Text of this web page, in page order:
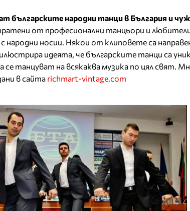
българските народни танци в България и
от професионални танцьори и
носии. Някои от клиповете са
идеята, че българските танци са
се танцуват на всякаква музика по цял свят.
в сайта richmart-vintage.com